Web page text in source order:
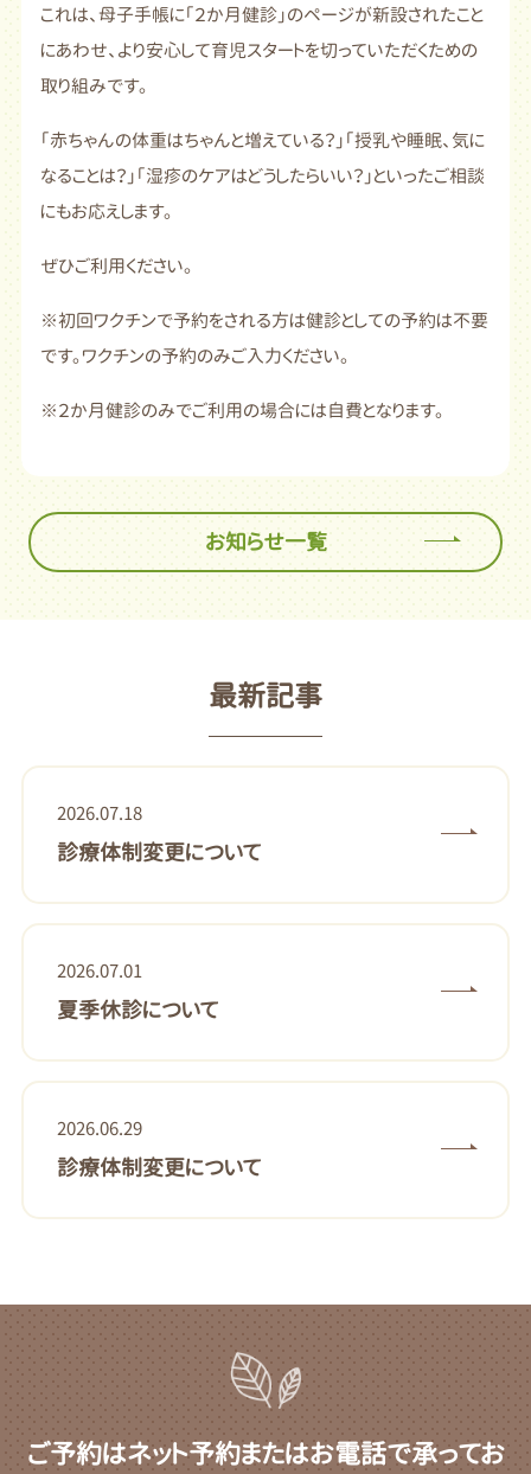
これは、母子手帳に「２か月健診」のページが新設されたこと
にあわせ、より安心して育児スタートを切っていただくための
取り組みです。
「赤ちゃんの体重はちゃんと増えている？」「授乳や睡眠、気に
なることは？」「湿疹のケアはどうしたらいい？」といったご相談
にもお応えします。
ぜひご利用ください。
※初回ワクチンで予約をされる方は健診としての予約は不要
です。ワクチンの予約のみご入力ください。
※２か月健診のみでご利用の場合には自費となります。
お知らせ一覧
最新記事
2026.07.18
診療体制変更について
2026.07.01
夏季休診について
2026.06.29
診療体制変更について
ご予約はネット予約またはお電話で承ってお